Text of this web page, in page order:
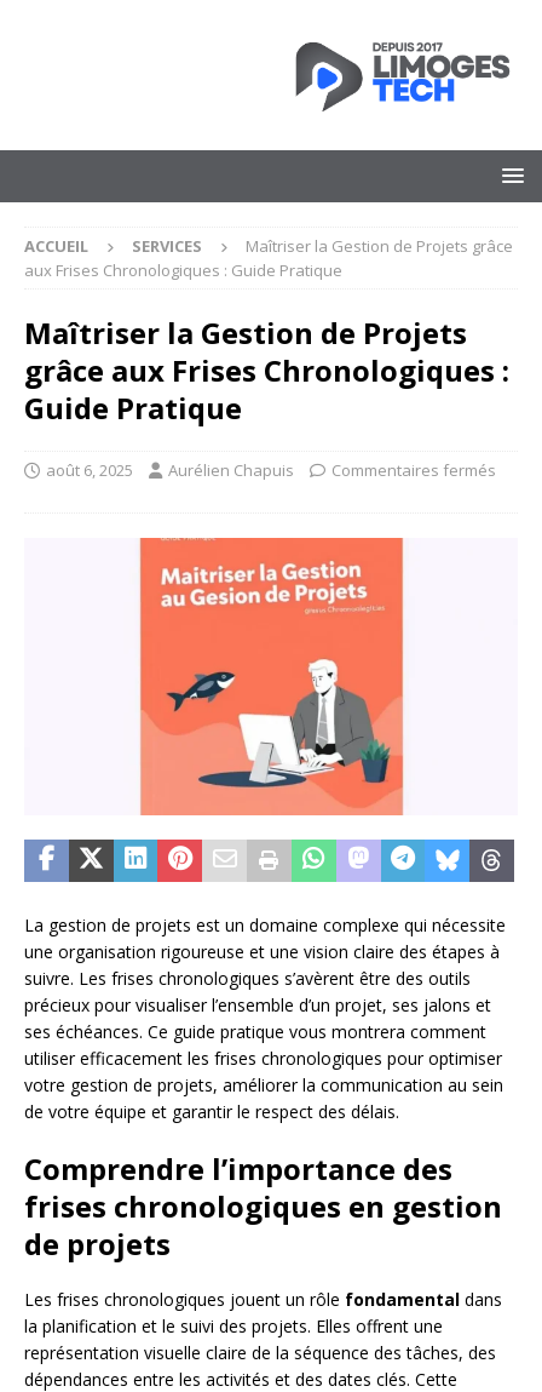
ACCUEIL SERVICES
Maîtriser la Gestion de Projets grâce
aux Frises Chronologiques : Guide Pratique
Maîtriser la Gestion de Projets
grâce aux Frises Chronologiques :
Guide Pratique
août 6, 2025 Aurélien Chapuis Commentaires fermés
La gestion de projets est un domaine complexe qui nécessite
une organisation rigoureuse et une vision claire des étapes à
suivre. Les frises chronologiques s’avèrent être des outils
précieux pour visualiser l’ensemble d’un projet, ses jalons et
ses échéances. Ce guide pratique vous montrera comment
utiliser efficacement les frises chronologiques pour optimiser
votre gestion de projets, améliorer la communication au sein
de votre équipe et garantir le respect des délais.
Comprendre l’importance des
frises chronologiques en gestion
de projets
Les frises chronologiques jouent un rôle fondamental dans
la planification et le suivi des projets. Elles offrent une
représentation visuelle claire de la séquence des tâches, des
dépendances entre les activités et des dates clés. Cette